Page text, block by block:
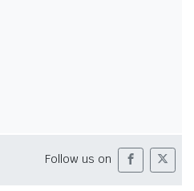
Follow us on